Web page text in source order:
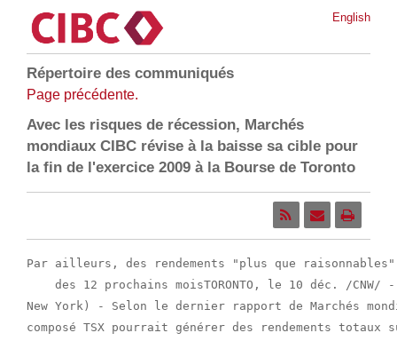
English
Répertoire des communiqués
Page précédente.
Avec les risques de récession, Marchés
mondiaux CIBC révise à la baisse sa cible pour
la fin de l'exercice 2009 à la Bourse de Toronto
Par ailleurs, des rendements "plus que
des 12 prochains moisTORONTO, le 10 déc. /CNW/
New York) - Selon le dernier rapport de Marchés
composé TSX pourrait générer des rendements totaux